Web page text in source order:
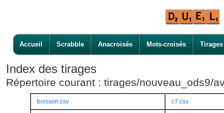
Accueil Scrabble Anacroisés Mots-croisés Tirages
Index des tirages
Répertoire courant : tirages/nouveau_ods9/
boisson.csv c7.csv